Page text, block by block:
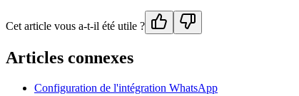
Cet article vous a-t-il été utile ?
Articles connexes
Configuration de l'intégration WhatsApp